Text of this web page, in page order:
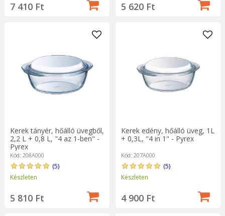
7 410 Ft 5 620 Ft
Kerek tányér, hőálló üvegből,
2,2 L + 0,8 L, "4 az 1-ben" -
Pyrex
Kód: 208A000
(5)
Készleten
5 810 Ft
Kerek edény, hőálló üveg, 1L
+ 0,3L, "4 in 1" - Pyrex
Kód: 207A000
(5)
Készleten
4 900 Ft